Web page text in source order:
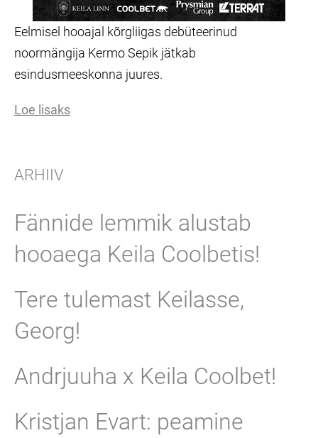
Eelmisel hooajal kõrgliigas debüteerinud
noormängija Kermo Sepik jätkab
esindusmeeskonna juures.
Loe lisaks
ARHIIV
Fännide lemmik alustab
hooaega Keila Coolbetis!
Tere tulemast Keilasse,
Georg!
Andrjuuha x Keila Coolbet!
Kristjan Evart: peamine